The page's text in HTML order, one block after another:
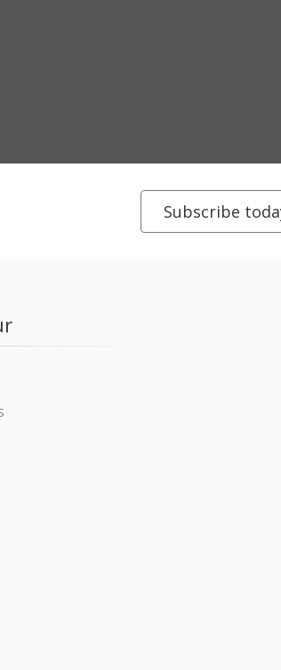
Subscribe